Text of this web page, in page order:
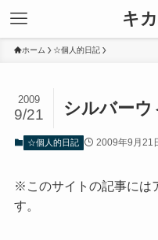
キ
ホーム ☆個人的日記
シルバー
2009
9/21
☆個人的日記 2009年9月21
※このサイトの記事には
す。